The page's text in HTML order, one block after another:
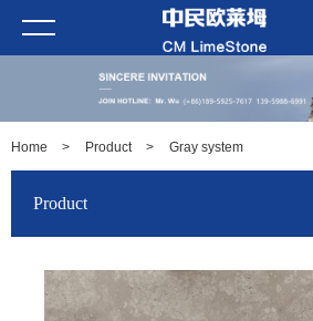
Home > Product > Gray system
Product